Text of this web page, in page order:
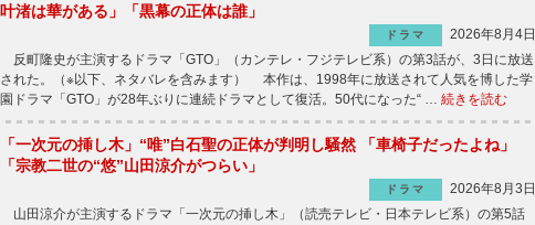
叶渚は華がある」「黒幕の正体は誰」
ドラマ
2026年8月4日
反町隆史が主演するドラマ「GTO」（カンテレ・フジテレビ系）の第3話が、3日に放送
された。（※以下、ネタバレを含みます） 本作は、1998年に放送されて人気を博した学
園ドラマ「GTO」が28年ぶりに連続ドラマとして復活。50代になった“ … 続きを読む
「一次元の挿し木」“唯”白石聖の正体が判明し騒然 「車椅子だったよね」
「宗教二世の“悠”山田涼介がつらい」
ドラマ
2026年8月3日
山田涼介が主演するドラマ「一次元の挿し木」（読売テレビ・日本テレビ系）の第5話